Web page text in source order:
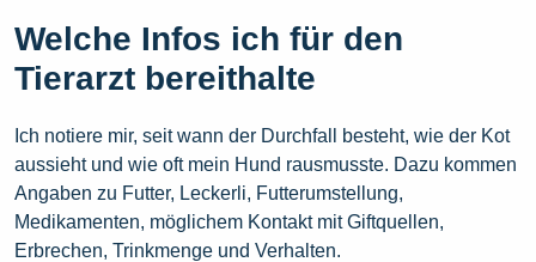
Welche Infos ich für den
Tierarzt bereithalte
Ich notiere mir, seit wann der Durchfall besteht, wie der Kot
aussieht und wie oft mein Hund rausmusste. Dazu kommen
Angaben zu Futter, Leckerli, Futterumstellung,
Medikamenten, möglichem Kontakt mit Giftquellen,
Erbrechen, Trinkmenge und Verhalten.